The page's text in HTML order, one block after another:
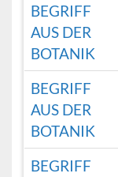
BEGRIFF
AUS DER
BOTANIK
BEGRIFF
AUS DER
BOTANIK
BEGRIFF